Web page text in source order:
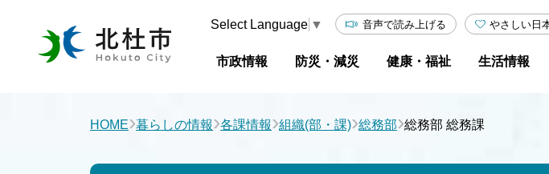
Select Language ▼ 音声で読み上げる やさしい日
市政情報 防災・減災 健康・福祉 生活情報
HOME›暮らしの情報›各課情報›組織(部・課)›総務部›総務部 総務課